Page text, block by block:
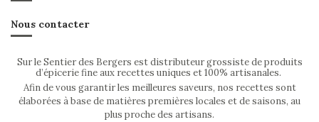
Nous contacter
Sur le Sentier des Bergers est distributeur grossiste de produits
d’épicerie fine aux recettes uniques et 100% artisanales.
Afin de vous garantir les meilleures saveurs, nos recettes sont
élaborées à base de matières premières locales et de saisons, au
plus proche des artisans.